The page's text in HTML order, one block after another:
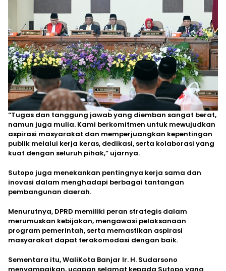
“Tugas dan tanggung jawab yang diemban sangat berat,
namun juga mulia. Kami berkomitmen untuk mewujudkan
aspirasi masyarakat dan memperjuangkan kepentingan
publik melalui kerja keras, dedikasi, serta kolaborasi yang
kuat dengan seluruh pihak,” ujarnya.
Sutopo juga menekankan pentingnya kerja sama dan
inovasi dalam menghadapi berbagai tantangan
pembangunan daerah.
Menurutnya, DPRD memiliki peran strategis dalam
merumuskan kebijakan, mengawasi pelaksanaan
program pemerintah, serta memastikan aspirasi
masyarakat dapat terakomodasi dengan baik.
Sementara itu, WaliKota Banjar Ir. H. Sudarsono